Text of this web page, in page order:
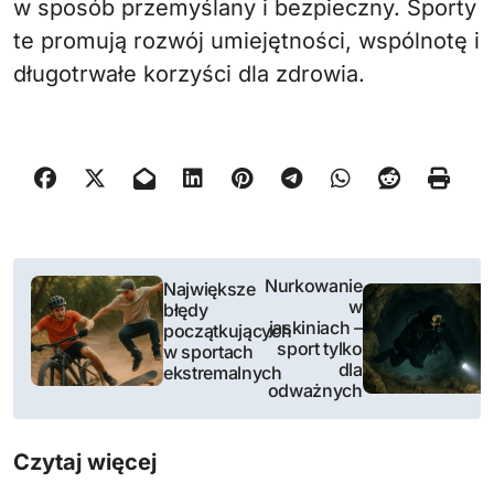
w sposób przemyślany i bezpieczny. Sporty
te promują rozwój umiejętności, wspólnotę i
długotrwałe korzyści dla zdrowia.
N
w
i
g
Największe
błędy
początkujących
w sportach
ekstremalnych
Nurkowanie
w
jaskiniach –
sport tylko
dla
odważnych
Czytaj więcej